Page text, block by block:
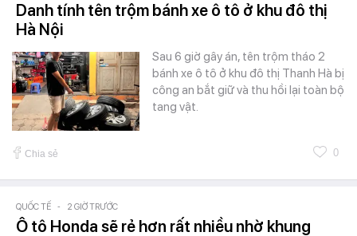
Danh tính tên trộm bánh xe ô tô ở khu đô thị
Hà Nội
Sau 6 giờ gây án, tên trộm tháo 2
bánh xe ô tô ở khu đô thị Thanh Hà bị
công an bắt giữ và thu hồi lại toàn bộ
tang vật.
Chia sẻ 0
QUỐC TẾ - 2 GIỜ TRƯỚC
Ô tô Honda sẽ rẻ hơn rất nhiều nhờ khung